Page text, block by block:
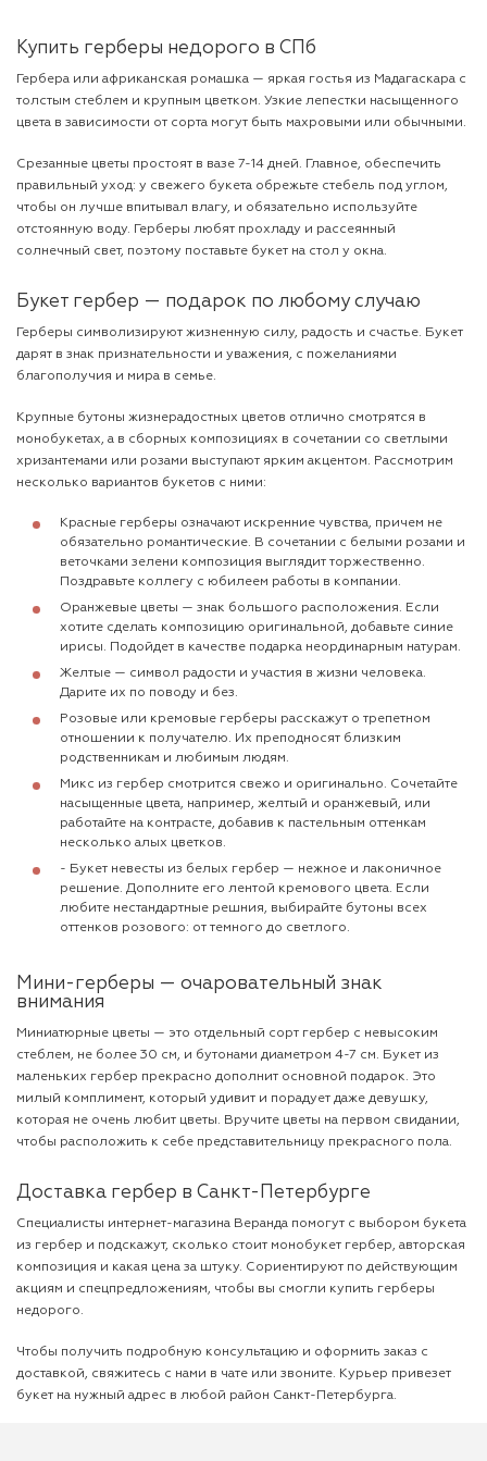
Купить герберы недорого в СПб
Гербера или африканская ромашка — яркая гостья из Мадагаскара с
толстым стеблем и крупным цветком. Узкие лепестки насыщенного
цвета в зависимости от сорта могут быть махровыми или обычными.
Срезанные цветы простоят в вазе 7-14 дней. Главное, обеспечить
правильный уход: у свежего букета обрежьте стебель под углом,
чтобы он лучше впитывал влагу, и обязательно используйте
отстоянную воду. Герберы любят прохладу и рассеянный
солнечный свет, поэтому поставьте букет на стол у окна.
Букет гербер — подарок по любому случаю
Герберы символизируют жизненную силу, радость и счастье. Букет
дарят в знак признательности и уважения, с пожеланиями
благополучия и мира в семье.
Крупные бутоны жизнерадостных цветов отлично смотрятся в
монобукетах, а в сборных композициях в сочетании со светлыми
хризантемами или розами выступают ярким акцентом. Рассмотрим
несколько вариантов букетов с ними:
Красные герберы означают искренние чувства, причем не
обязательно романтические. В сочетании с белыми розами и
веточками зелени композиция выглядит торжественно.
Поздравьте коллегу с юбилеем работы в компании.
Оранжевые цветы — знак большого расположения. Если
хотите сделать композицию оригинальной, добавьте синие
ирисы. Подойдет в качестве подарка неординарным натурам.
Желтые — символ радости и участия в жизни человека.
Дарите их по поводу и без.
Розовые или кремовые герберы расскажут о трепетном
отношении к получателю. Их преподносят близким
родственникам и любимым людям.
Микс из гербер смотрится свежо и оригинально. Сочетайте
насыщенные цвета, например, желтый и оранжевый, или
работайте на контрасте, добавив к пастельным оттенкам
несколько алых цветков.
- Букет невесты из белых гербер — нежное и лаконичное
решение. Дополните его лентой кремового цвета. Если
любите нестандартные решния, выбирайте бутоны всех
оттенков розового: от темного до светлого.
Мини-герберы — очаровательный знак
внимания
Миниатюрные цветы — это отдельный сорт гербер с невысоким
стеблем, не более 30 см, и бутонами диаметром 4-7 см. Букет из
маленьких гербер прекрасно дополнит основной подарок. Это
милый комплимент, который удивит и порадует даже девушку,
которая не очень любит цветы. Вручите цветы на первом свидании,
чтобы расположить к себе представительницу прекрасного пола.
Доставка гербер в Санкт-Петербурге
Специалисты интернет-магазина Веранда помогут с выбором букета
из гербер и подскажут, сколько стоит монобукет гербер, авторская
композиция и какая цена за штуку. Сориентируют по действующим
акциям и спецпредложениям, чтобы вы смогли купить герберы
недорого.
Чтобы получить подробную консультацию и оформить заказ с
доставкой, свяжитесь с нами в чате или звоните. Курьер привезет
букет на нужный адрес в любой район Санкт-Петербурга.